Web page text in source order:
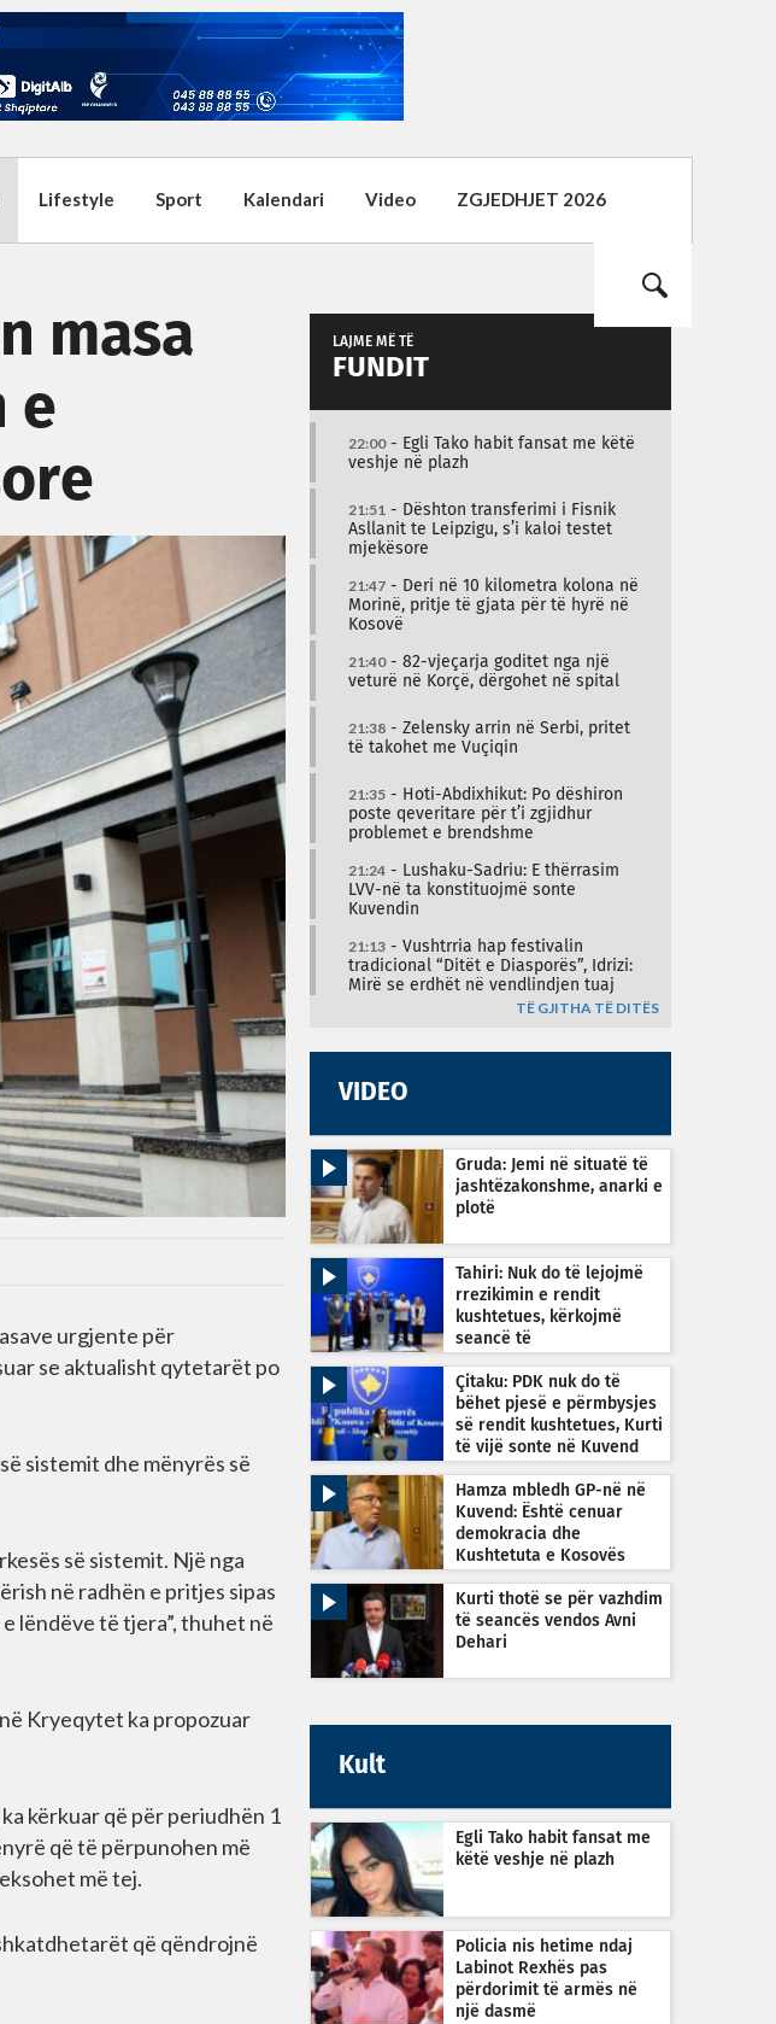
Lifestyle Sport Kalendari Video ZGJEDHJET 2026
masa
e
urgjente për
se aktualisht qytetarët po
sistemit dhe mënyrës së
së sistemit. Një nga
në radhën e pritjes sipas
lëndëve të tjera”, thuhet në
Kryeqytet ka propozuar
kërkuar që për periudhën 1
që të përpunohen më
më tej.
që qëndrojnë
LAJME MË TË
FUNDIT
22:00- Egli Tako habit fansat me këtë
veshje në plazh
21:51 - Dështon transferimi i Fisnik
Asllanit te Leipzigu, s’i kaloi testet
mjekësore
21:47 - Deri në 10 kilometra kolona në
Morinë, pritje të gjata për të hyrë në
Kosovë
21:40- 82-vjeçarja goditet nga një
veturë në Korçë, dërgohet në spital
21:38 - Zelensky arrin në Serbi, pritet
të takohet me Vuçiqin
21:35 - Hoti-Abdixhikut: Po dëshiron
poste qeveritare për t’i zgjidhur
problemet e brendshme
21:24 - Lushaku-Sadriu: E thërrasim
LVV-në ta konstituojmë sonte
Kuvendin
21:13 - Vushtrria hap festivalin
tradicional “Ditët e Diasporës”, Idrizi:
Mirë se erdhët në vendlindjen tuaj
TË GJITHA TË DITËS
VIDEO
Gruda: Jemi në situatë të
jashtëzakonshme, anarki e
plotë
Tahiri: Nuk do të lejojmë
rrezikimin e rendit
kushtetues, kërkojmë
seancë të
orën 22:30
Çitaku: PDK nuk do të
bëhet pjesë e përmbysjes
së rendit kushtetues, Kurti
të vijë sonte në Kuvend
Hamza mbledh GP-në në
Kuvend: Është cenuar
demokracia dhe
Kushtetuta e Kosovës
Kurti thotë se për vazhdim
të seancës vendos Avni
Dehari
Kult
Egli Tako habit fansat me
këtë veshje në plazh
Policia nis hetime ndaj
Labinot Rexhës pas
përdorimit të armës në
një dasmë